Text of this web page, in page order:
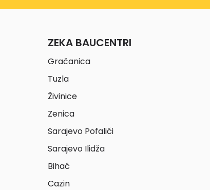
ZEKA BAUCENTRI
Gračanica
Tuzla
Živinice
Zenica
Sarajevo Pofalići
Sarajevo Ilidža
Bihać
Cazin